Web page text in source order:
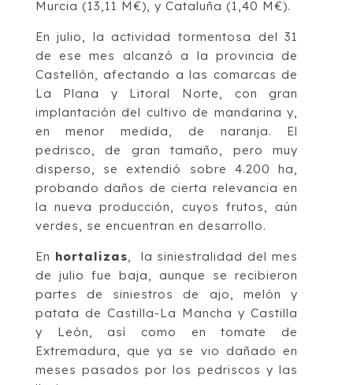
Murcia (13,11 M€), y Cataluña (1,40 M€).
En julio, la actividad tormentosa del 31
de ese mes alcanzó a la provincia de
Castellón, afectando a las comarcas de
La Plana y Litoral Norte, con gran
implantación del cultivo de mandarina y,
en menor medida, de naranja. El
pedrisco, de gran tamaño, pero muy
disperso, se extendió sobre 4.200 ha,
probando daños de cierta relevancia en
la nueva producción, cuyos frutos, aún
verdes, se encuentran en desarrollo.
En hortalizas, la siniestralidad del mes
de julio fue baja, aunque se recibieron
partes de siniestros de ajo, melón y
patata de Castilla-La Mancha y Castilla
y León, así como en tomate de
Extremadura, que ya se vio dañado en
meses pasados por los pedriscos y las